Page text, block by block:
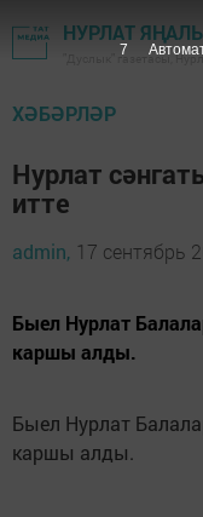
НУРЛАТ
"Дуслык" газетасы,
ХӘБӘРЛӘР
Нурлат
итте
admin, 17 сентябрь
Быел Нурлат
каршы алды.
Быел Нурлат
каршы алды.
6